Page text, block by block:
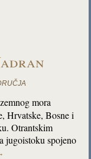
mora
Hrvatske, Bosne i
Otrantskim
jugoistoku spojeno